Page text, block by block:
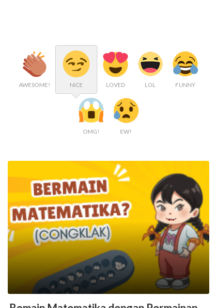
AWESOME! NICE LOVED LOL FUNNY
OMG! EW!